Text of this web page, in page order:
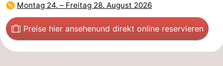
Montag 24. – Freitag 28. August 2026
Preise hier ansehenund direkt online reservieren